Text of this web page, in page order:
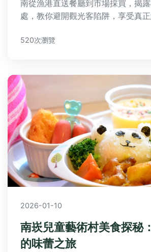
南從漁港直送餐廳到市場採買，揭
處，教你避開觀光客陷阱，享受真
520次瀏覽
2026-01-10
南崁兒童藝術村美食探秘
的味蕾之旅